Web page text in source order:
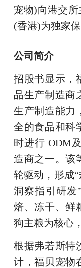
宠物)向港交
(香港)为独家保
公司简介
招股书显示，
品生产制造商
生产制造能力
全的食品和科
时进行 ODM
造商之一。该
轮驱动，形成
洞察指引研发
焙、冻干、鲜
狗主粮为核心
根据弗若斯特
计，福贝宠物